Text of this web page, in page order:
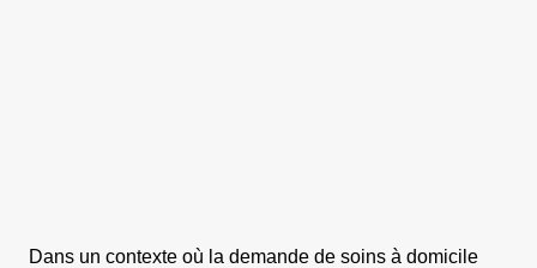
Dans un contexte où la demande de soins à domicile